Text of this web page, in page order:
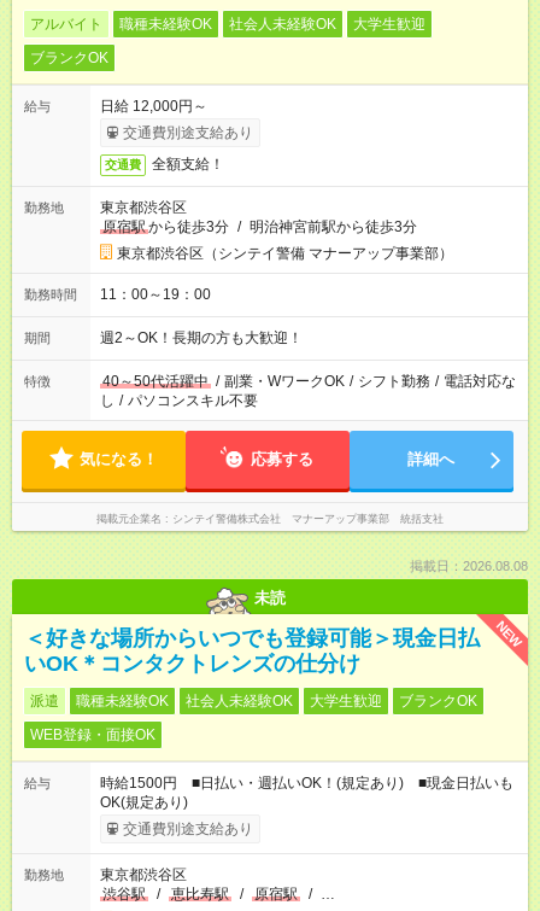
アルバイト 職種未経験OK 社会人未経験OK
大学生歓迎
ブランクOK
給与
日給 12,000円～
交通費別途支給あり
交通費 全額支給！
勤務地
東京都渋谷区
原宿駅から徒歩3分 / 明治神宮前駅から徒歩3分
東京都渋谷区（シンテイ警備 マナーアップ事業部）
勤務時間 11：00～19：00
期間 週2～OK！長期の方も大歓迎！
特徴 40～50代活躍中 / 副業・WワークOK / シフト勤務 / 電話対応な
し / パソコンスキル不要
気になる！ 応募する 詳細へ
掲載元企業名 シンテイ警備株式会社 マナーアップ事業部 統括支社
掲載日：2026.08.08
未読
NEW
＜好きな場所からいつでも登録可能＞現金日払
いOK＊コンタクトレンズの仕分け
派遣 職種未経験OK 社会人未経験OK 大学生歓迎
ブランクOK
WEB登録・面接OK
給与
時給1500円 ■日払い・週払いOK！(規定あり) ■現金日払いも
OK(規定あり)
交通費別途支給あり
勤務地
東京都渋谷区
渋谷駅
/ 恵比寿駅 / 原宿駅 / …